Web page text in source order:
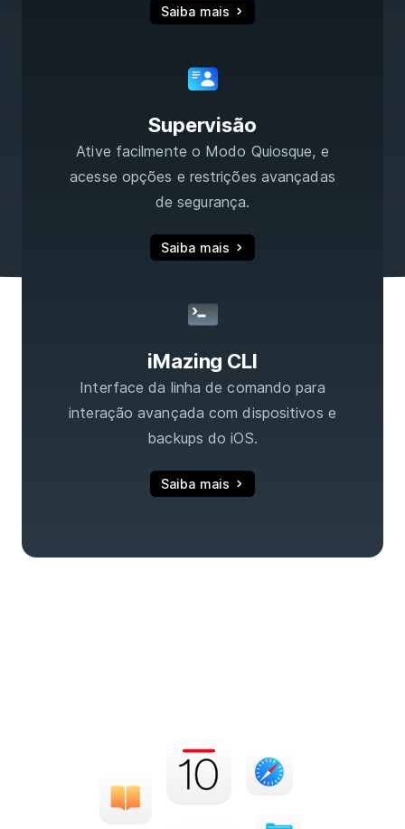
Saiba mais
Supervisão
Ative facilmente o Modo Quiosque, e
acesse opções e restrições avançadas
de segurança.
Saiba mais
iMazing CLI
Interface da linha de comando para
interação avançada com dispositivos e
backups do iOS.
Saiba mais